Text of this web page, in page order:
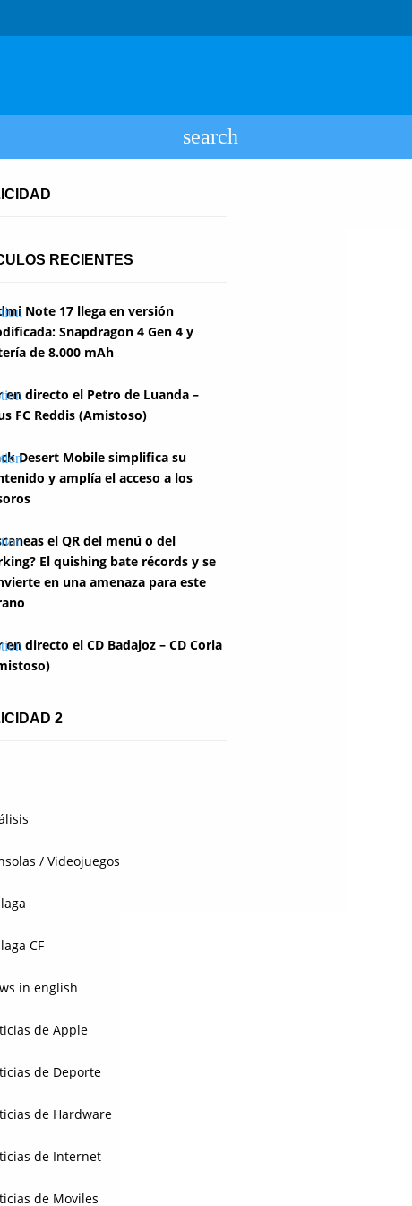
RECIENTES
Note 17 llega en versión
Snapdragon 4 Gen 4 y
de 8.000 mAh
en directo el Petro de Luanda –
FC Reddis (Amistoso)
Desert Mobile simplifica su
y amplía el acceso a los
el QR del menú o del
El quishing bate récords y se
en una amenaza para este
en directo el CD Badajoz – CD Coria
2
/ Videojuegos
CF
in english
de Apple
de Deporte
de Hardware
de Internet
de Moviles